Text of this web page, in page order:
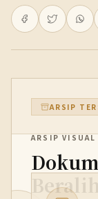
ARSIP
ARSIP VISUAL